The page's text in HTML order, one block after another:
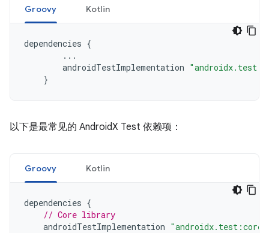
Groovy Kotlin
dependencies {
...
androidTestImplementation
}
以下是最常见的 AndroidX Test 依赖项：
Groovy Kotlin
dependencies {
// Core library
androidTestImplementation